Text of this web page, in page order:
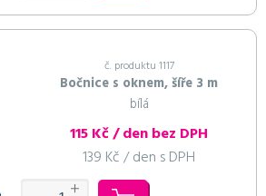
č. produktu 1117
Bočnice s oknem, šíře 3 m
bílá
115 Kč / den bez DPH
139 Kč / den s DPH